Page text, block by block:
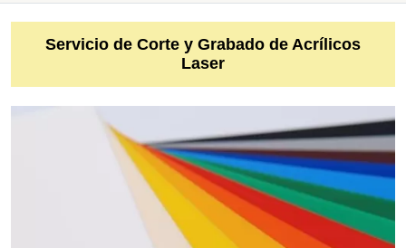
Servicio de Corte y Grabado de Acrílicos
Laser